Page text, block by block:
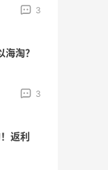
3
淘？
3
返利